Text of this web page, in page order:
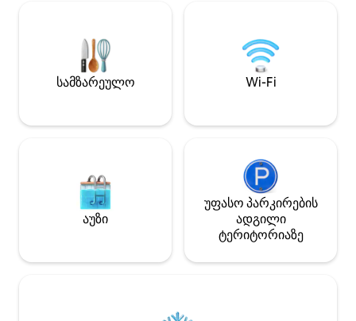
მოშორებით და
საცურაო აუზი
კავშირი
სამზარეულო Wi-Fi
აუზი
უფასო პარკირების
ადგილი
ტერიტორიაზე